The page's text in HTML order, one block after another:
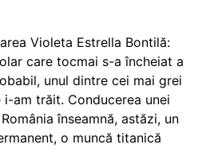
Violeta Estrella Bontilă:
care tocmai s-a încheiat a
unul dintre cei mai grei
i-am trăit. Conducerea unei
înseamnă, astăzi, un
o muncă titanică